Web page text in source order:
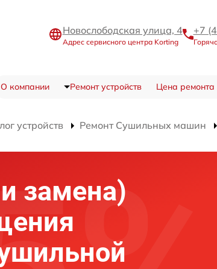
Новослободская улица, 4
Адрес сервисного центра Korting
+7
О компании Ремонт устройств Цена ремонта
устройств Ремонт Сушильных машин
замена)